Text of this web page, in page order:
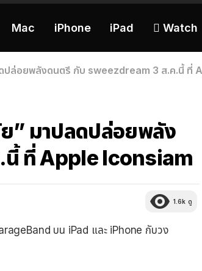
Mac iPhone iPad  Watch
ดปล่อยพลังดนตรี กับ sweezdream 3 ส.ค.นี้ ที่
” มาปลดปล่อยพลัง
ที่ Apple Iconsiam
1.6k ดู
บน iPad และ iPhone กับวง